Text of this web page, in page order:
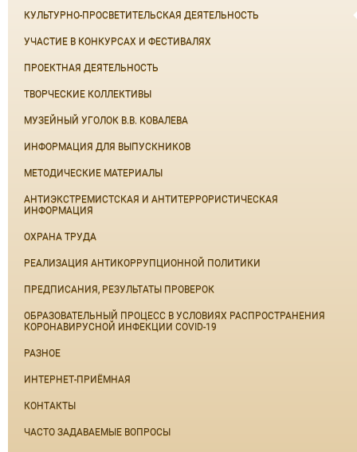
КУЛЬТУРНО-ПРОСВЕТИТЕЛЬСКАЯ ДЕЯТЕЛЬНОСТЬ
УЧАСТИЕ В КОНКУРСАХ И ФЕСТИВАЛЯХ
ПРОЕКТНАЯ ДЕЯТЕЛЬНОСТЬ
ТВОРЧЕСКИЕ КОЛЛЕКТИВЫ
МУЗЕЙНЫЙ УГОЛОК В.В. КОВАЛЕВА
ИНФОРМАЦИЯ ДЛЯ ВЫПУСКНИКОВ
МЕТОДИЧЕСКИЕ МАТЕРИАЛЫ
АНТИЭКСТРЕМИСТСКАЯ И АНТИТЕРРОРИСТИЧЕСКАЯ
ИНФОРМАЦИЯ
ОХРАНА ТРУДА
РЕАЛИЗАЦИЯ АНТИКОРРУПЦИОННОЙ ПОЛИТИКИ
ПРЕДПИСАНИЯ, РЕЗУЛЬТАТЫ ПРОВЕРОК
ОБРАЗОВАТЕЛЬНЫЙ ПРОЦЕСС В УСЛОВИЯХ РАСПРОСТРАНЕНИЯ
КОРОНАВИРУСНОЙ ИНФЕКЦИИ COVID-19
РАЗНОЕ
ИНТЕРНЕТ-ПРИЁМНАЯ
КОНТАКТЫ
ЧАСТО ЗАДАВАЕМЫЕ ВОПРОСЫ